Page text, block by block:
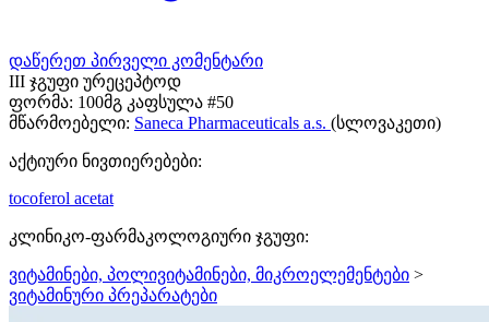
დაწერეთ პირველი კომენტარი
III ჯგუფი ურეცეპტოდ
ფორმა: 100მგ კაფსულა #50
მწარმოებელი: Saneca Pharmaceuticals a.s. (სლოვაკეთი)
აქტიური ნივთიერებები:
tocoferol acetat
კლინიკო-ფარმაკოლოგიური ჯგუფი:
ვიტამინები, პოლივიტამინები, მიკროელემენტები >
ვიტამინური პრეპარატები